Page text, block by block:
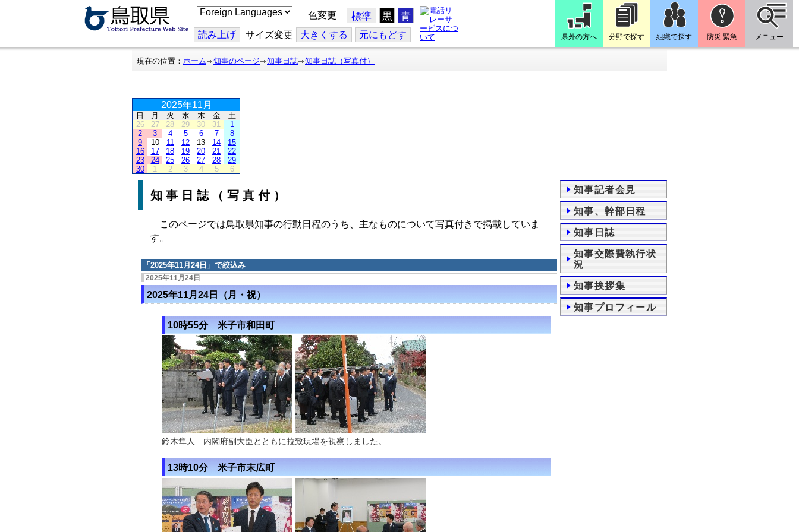
こ
の
ジ
を
翻
色変更 標準 黒 青
読み上げ サイズ変更 大きくする 元にもどす 県外の方へ 分野で探す 組織で探す 防災 緊急 メニュー
現在の位置： ホーム 知事のページ 知事日誌 知事日誌（写真付）
2025年11月
日 月 火 水 木 金
土
26
27 28 29 30 31
1
2
3 4 5 6 7
8
9
10 11 12 13 14
15
16
17 18 19 20 21
22
23
24 25 26 27 28
29
30
1 2 3 4 5 6
知事日誌（写真付）
このページでは鳥取県知事の行動日程のうち、主なものについて写真付きで掲載していま
す。
「 2025年11月24日 」で絞込み
2025年11月24日
2025年11月24日（月・祝）
10時55分 米子市和田町
鈴木隼人 内閣府副大臣とともに拉致現場を視察しました。
13時10分 米子市末広町
知事記者会見
知事、幹部日程
知事日誌
知事交際費執行状
況
知事挨拶集
知事プロフィール